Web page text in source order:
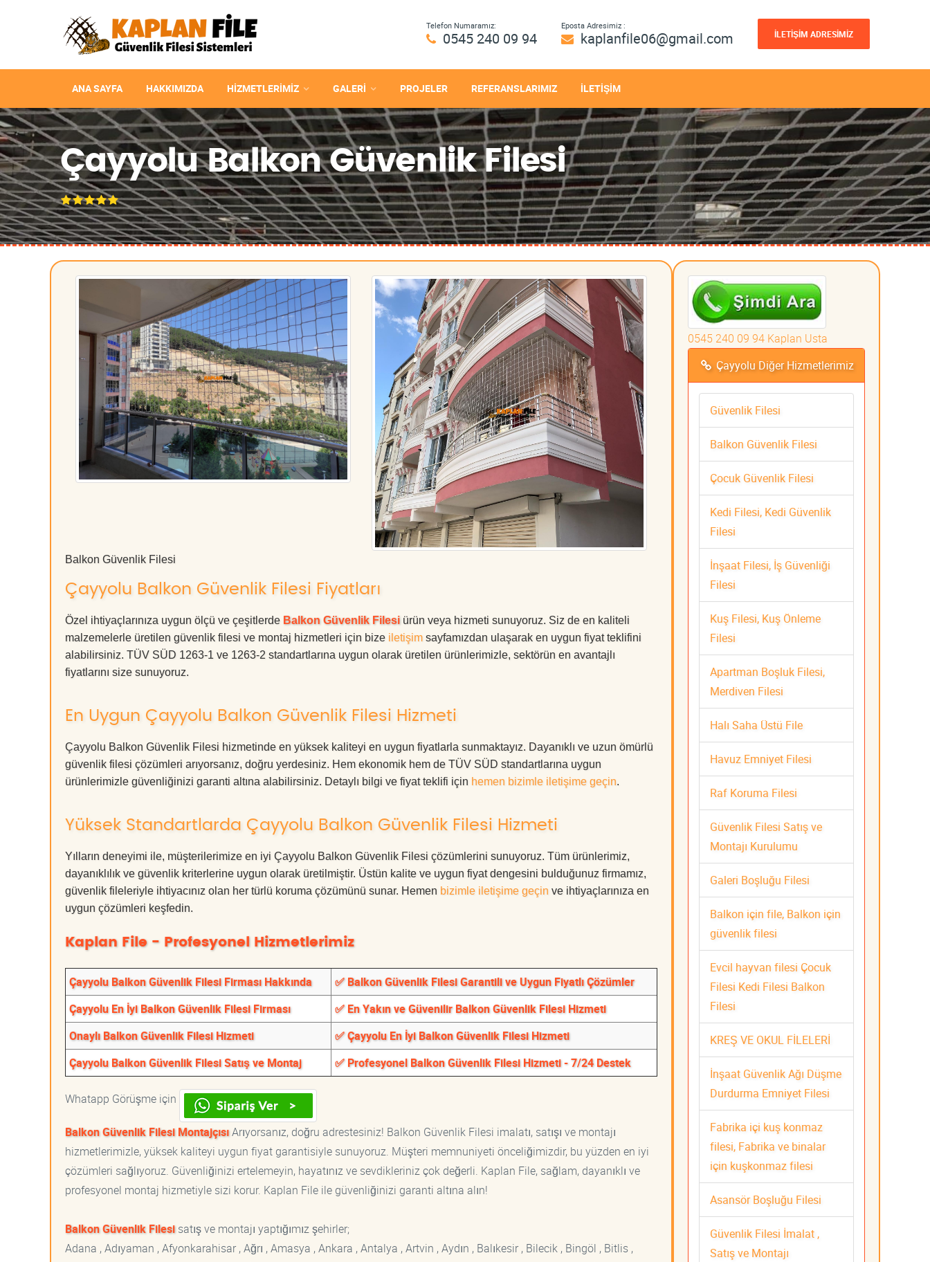
Telefon Numaramız:
0545 240 09 94
Eposta Adresimiz :
kaplanfile06@gmail.com İLETİŞİM ADRESİMİZ
ANA SAYFA HAKKIMIZDA HIZMETLERIMIZ GALERİ PROJELER REFERANSLARIMIZ İLETİŞİM
Çayyolu Balkon Güvenlik Filesi
Balkon Güvenlik Filesi
Çayyolu Balkon Güvenlik Filesi Fiyatları
Özel ihtiyaçlarınıza uygun ölçü ve çeşitlerde Balkon Güvenlik Filesi ürün veya hizmeti sunuyoruz. Siz de en kaliteli
malzemelerle üretilen güvenlik filesi ve montaj hizmetleri için bize iletişim sayfamızdan ulaşarak en uygun fiyat teklifini
alabilirsiniz. TÜV SÜD 1263-1 ve 1263-2 standartlarına uygun olarak üretilen ürünlerimizle, sektörün en avantajlı
fiyatlarını size sunuyoruz.
En Uygun Çayyolu Balkon Güvenlik Filesi Hizmeti
Çayyolu Balkon Güvenlik Filesi hizmetinde en yüksek kaliteyi en uygun fiyatlarla sunmaktayız. Dayanıklı ve uzun ömürlü
güvenlik filesi çözümleri arıyorsanız, doğru yerdesiniz. Hem ekonomik hem de TÜV SÜD standartlarına uygun
ürünlerimizle güvenliğinizi garanti altına alabilirsiniz. Detaylı bilgi ve fiyat teklifi için hemen bizimle iletişime geçin.
Yüksek Standartlarda Çayyolu Balkon Güvenlik Filesi Hizmeti
Yılların deneyimi ile, müşterilerimize en iyi Çayyolu Balkon Güvenlik Filesi çözümlerini sunuyoruz. Tüm ürünlerimiz,
dayanıklılık ve güvenlik kriterlerine uygun olarak üretilmiştir. Üstün kalite ve uygun fiyat dengesini bulduğunuz firmamız,
güvenlik fileleriyle ihtiyacınız olan her türlü koruma çözümünü sunar. Hemen bizimle iletişime geçin ve ihtiyaçlarınıza en
uygun çözümleri keşfedin.
Kaplan File - Profesyonel Hizmetlerimiz
Çayyolu Balkon Güvenlik Filesi Firması Hakkında
✅ Balkon Güvenlik Filesi Garantili ve Uygun Fiyatlı Çözümler
Çayyolu En İyi Balkon Güvenlik Filesi Firması
✅ En Yakın ve Güvenilir Balkon Güvenlik Filesi Hizmeti
Onaylı Balkon Güvenlik Filesi Hizmeti
✅ Çayyolu En İyi Balkon Güvenlik Filesi Hizmeti
Çayyolu Balkon Güvenlik Filesi Satış ve Montaj
✅ Profesyonel Balkon Güvenlik Filesi Hizmeti - 7/24 Destek
Whatapp Görüşme için
Balkon Güvenlik Filesi MontajçısıArıyorsanız, doğru adrestesiniz! Balkon Güvenlik Filesi imalatı, satışı ve montajı
hizmetlerimizle, yüksek kaliteyi uygun fiyat garantisiyle sunuyoruz. Müşteri memnuniyeti önceliğimizdir, bu yüzden en iyi
çözümleri sağlıyoruz. Güvenliğinizi ertelemeyin, hayatınız ve sevdikleriniz çok değerli. Kaplan File, sağlam, dayanıklı ve
profesyonel montaj hizmetiyle sizi korur. Kaplan File ile güvenliğinizi garanti altına alın!
Balkon Güvenlik Filesisatış ve montajı yaptığımız şehirler;
Adana , Adıyaman , Afyonkarahisar , Ağrı , Amasya , Ankara , Antalya , Artvin , Aydın , Balıkesir , Bilecik , Bingöl , Bitlis ,
0545 240 09 94 Kaplan Usta
Çayyolu Diğer Hizmetlerimiz
Güvenlik Filesi
Balkon Güvenlik Filesi
Çocuk Güvenlik Filesi
Kedi Filesi, Kedi Güvenlik
Filesi
İnşaat Filesi, İş Güvenliği
Filesi
Kuş Filesi, Kuş Önleme
Filesi
Apartman Boşluk Filesi,
Merdiven Filesi
Halı Saha Üstü File
Havuz Emniyet Filesi
Raf Koruma Filesi
Güvenlik Filesi Satış ve
Montajı Kurulumu
Galeri Boşluğu Filesi
Balkon için file, Balkon için
güvenlik filesi
Evcil hayvan filesi Çocuk
Filesi Kedi Filesi Balkon
Filesi
KREŞ VE OKUL FİLELERİ
İnşaat Güvenlik Ağı Düşme
Durdurma Emniyet Filesi
Fabrika içi kuş konmaz
filesi, Fabrika ve binalar
için kuşkonmaz filesi
Asansör Boşluğu Filesi
Güvenlik Filesi İmalat ,
Satış ve Montajı